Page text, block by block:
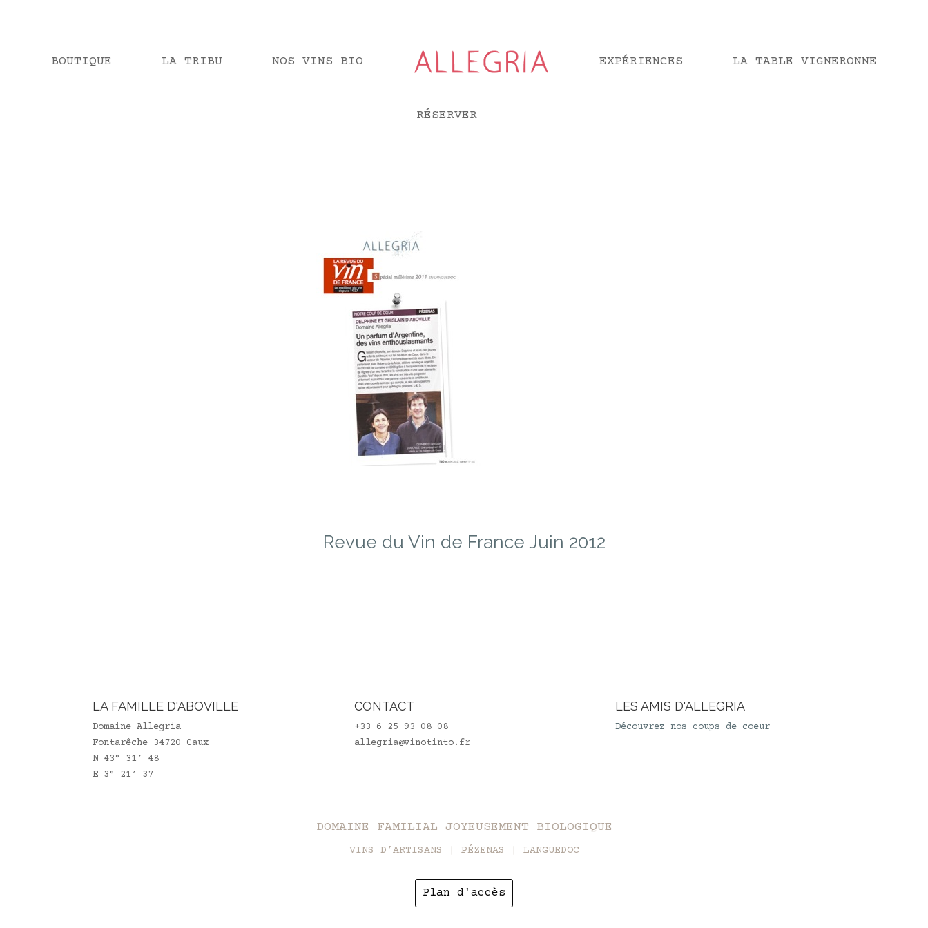
BOUTIQUE LA TRIBU NOS VINS BIO EXPÉRIENCES LA TABLE VIGNERONNE
RÉSERVER
Revue du Vin de France Juin 2012
LA FAMILLE D'ABOVILLE
Domaine Allegria
Fontarêche 34720 Caux
N 43° 31′ 48
E 3° 21′ 37
CONTACT
+33 6 25 93 08 08
allegria@vinotinto.fr
LES AMIS D'ALLEGRIA
Découvrez nos coups de coeur
DOMAINE FAMILIAL JOYEUSEMENT BIOLOGIQUE
VINS D’ARTISANS | PÉZENAS | LANGUEDOC
Plan d'accès